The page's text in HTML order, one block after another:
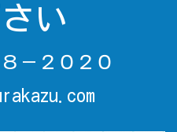
い
－２０２０